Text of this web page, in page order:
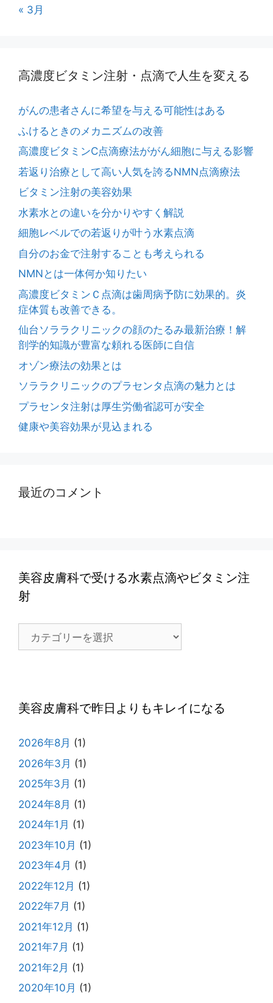
« 3月
高濃度ビタミン注射・点滴で人生を変える
がんの患者さんに希望を与える可能性はある
ふけるときのメカニズムの改善
高濃度ビタミンC点滴療法ががん細胞に与える影響
若返り治療として高い人気を誇るNMN点滴療法
ビタミン注射の美容効果
水素水との違いを分かりやすく解説
細胞レベルでの若返りが叶う水素点滴
自分のお金で注射することも考えられる
NMNとは一体何か知りたい
高濃度ビタミンＣ点滴は歯周病予防に効果的。炎
症体質も改善できる。
仙台ソララクリニックの顔のたるみ最新治療！解
剖学的知識が豊富な頼れる医師に自信
オゾン療法の効果とは
ソララクリニックのプラセンタ点滴の魅力とは
プラセンタ注射は厚生労働省認可が安全
健康や美容効果が見込まれる
最近のコメント
美容皮膚科で受ける水素点滴やビタミン注
射
で
け
水
素
点
や
ビ
タ
ン
注
射
美容皮膚科で昨日よりもキレイになる
2026年8月 (1)
2026年3月 (1)
2025年3月 (1)
2024年8月 (1)
2024年1月 (1)
2023年10月 (1)
2023年4月 (1)
2022年12月 (1)
2022年7月 (1)
2021年12月 (1)
2021年7月 (1)
2021年2月 (1)
2020年10月 (1)